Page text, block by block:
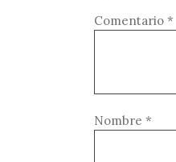
Comentario *
Nombre *